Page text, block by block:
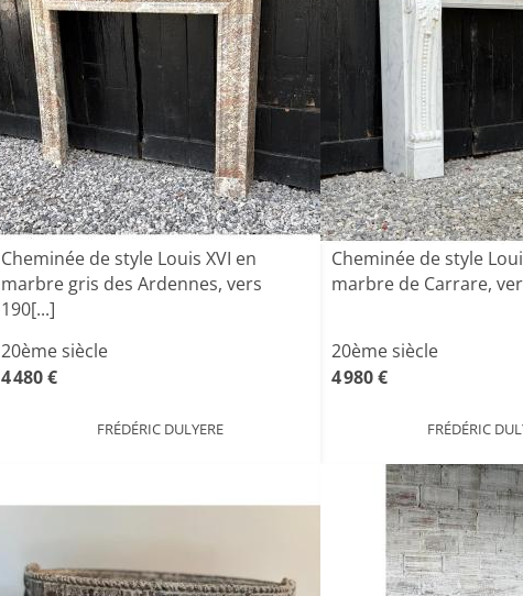
Cheminée de style Louis XVI en
marbre gris des Ardennes, vers
190[...]
20ème siècle
4 480 €
FRÉDÉRIC DULYERE
Cheminée de style
marbre de Carrare,
20ème siècle
4 980 €
FRÉDÉRIC